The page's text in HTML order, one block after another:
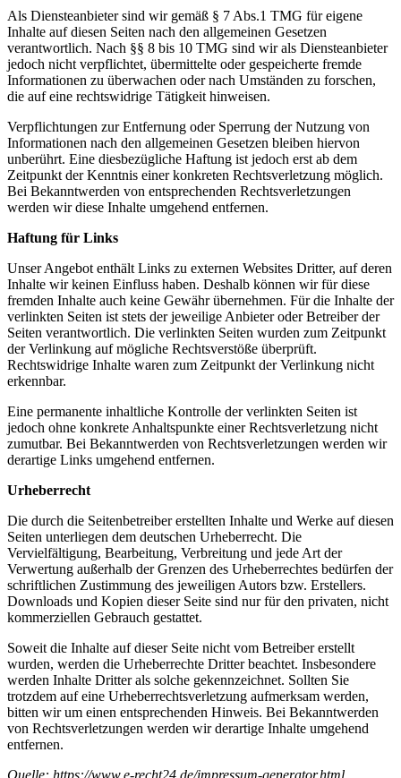
Als Diensteanbieter sind wir gemäß § 7 Abs.1 TMG für eigene
Inhalte auf diesen Seiten nach den allgemeinen Gesetzen
verantwortlich. Nach §§ 8 bis 10 TMG sind wir als Diensteanbieter
jedoch nicht verpflichtet, übermittelte oder gespeicherte fremde
Informationen zu überwachen oder nach Umständen zu forschen,
die auf eine rechtswidrige Tätigkeit hinweisen.
Verpflichtungen zur Entfernung oder Sperrung der Nutzung von
Informationen nach den allgemeinen Gesetzen bleiben hiervon
unberührt. Eine diesbezügliche Haftung ist jedoch erst ab dem
Zeitpunkt der Kenntnis einer konkreten Rechtsverletzung möglich.
Bei Bekanntwerden von entsprechenden Rechtsverletzungen
werden wir diese Inhalte umgehend entfernen.
Haftung für Links
Unser Angebot enthält Links zu externen Websites Dritter, auf deren
Inhalte wir keinen Einfluss haben. Deshalb können wir für diese
fremden Inhalte auch keine Gewähr übernehmen. Für die Inhalte der
verlinkten Seiten ist stets der jeweilige Anbieter oder Betreiber der
Seiten verantwortlich. Die verlinkten Seiten wurden zum Zeitpunkt
der Verlinkung auf mögliche Rechtsverstöße überprüft.
Rechtswidrige Inhalte waren zum Zeitpunkt der Verlinkung nicht
erkennbar.
Eine permanente inhaltliche Kontrolle der verlinkten Seiten ist
jedoch ohne konkrete Anhaltspunkte einer Rechtsverletzung nicht
zumutbar. Bei Bekanntwerden von Rechtsverletzungen werden wir
derartige Links umgehend entfernen.
Urheberrecht
Die durch die Seitenbetreiber erstellten Inhalte und Werke auf diesen
Seiten unterliegen dem deutschen Urheberrecht. Die
Vervielfältigung, Bearbeitung, Verbreitung und jede Art der
Verwertung außerhalb der Grenzen des Urheberrechtes bedürfen der
schriftlichen Zustimmung des jeweiligen Autors bzw. Erstellers.
Downloads und Kopien dieser Seite sind nur für den privaten, nicht
kommerziellen Gebrauch gestattet.
Soweit die Inhalte auf dieser Seite nicht vom Betreiber erstellt
wurden, werden die Urheberrechte Dritter beachtet. Insbesondere
werden Inhalte Dritter als solche gekennzeichnet. Sollten Sie
trotzdem auf eine Urheberrechtsverletzung aufmerksam werden,
bitten wir um einen entsprechenden Hinweis. Bei Bekanntwerden
von Rechtsverletzungen werden wir derartige Inhalte umgehend
entfernen.